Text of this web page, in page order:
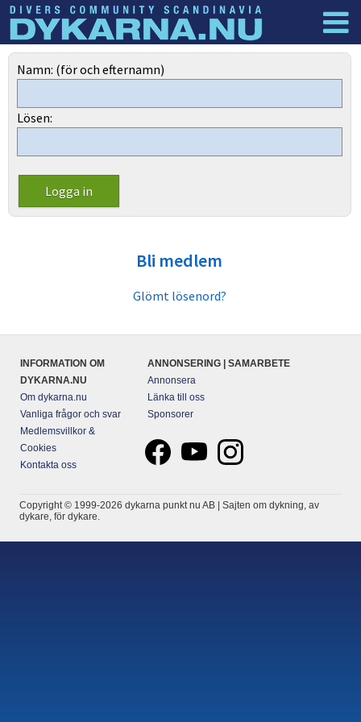
Dyknyheter
Namn: (för och efternamn)
Lösen:
Bli medlem
Glömt lösenord?
INFORMATION OM
DYKARNA.NU
Om dykarna.nu
Vanliga frågor och svar
Medlemsvillkor &
Cookies
Kontakta oss
ANNONSERING | SAMARBETE
Annonsera
Länka till oss
Sponsorer
Copyright © 1999-2026 dykarna punkt nu AB | Sajten om dykning, av
dykare, för dykare.